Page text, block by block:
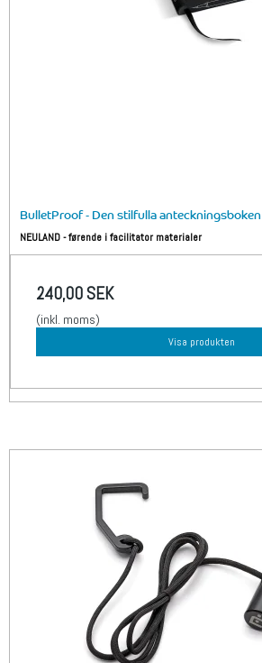
BulletProof - Den stilfulla anteckningsboken
NEULAND - førende i facilitator materialer
240,00 SEK
(inkl. moms)
Visa produkten